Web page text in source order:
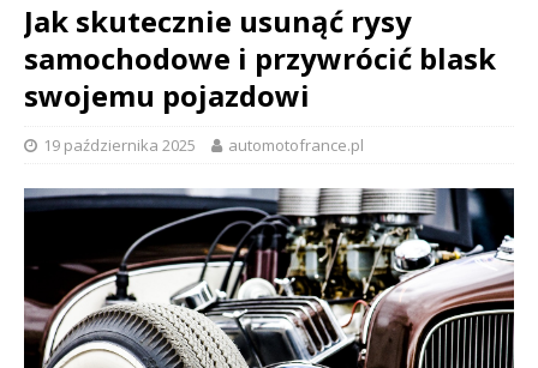
Jak skutecznie usunąć rysy
samochodowe i przywrócić blask
swojemu pojazdowi
19 października 2025 automotofrance.pl